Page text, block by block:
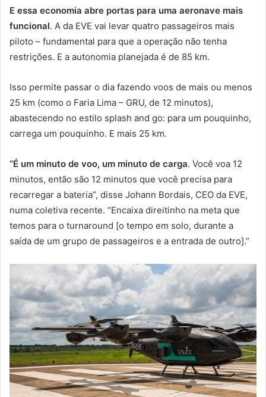
E essa economia abre portas para uma aeronave mais
funcional. A da EVE vai levar quatro passageiros mais
piloto – fundamental para que a operação não tenha
restrições. E a autonomia planejada é de 85 km.
Isso permite passar o dia fazendo voos de mais ou menos
25 km (como o Faria Lima – GRU, de 12 minutos),
abastecendo no estilo splash and go: para um pouquinho,
carrega um pouquinho. E mais 25 km.
“É um minuto de voo, um minuto de carga. Você voa 12
minutos, então são 12 minutos que você precisa para
recarregar a bateria”, disse Johann Bordais, CEO da EVE,
numa coletiva recente. “Encaixa direitinho na meta que
temos para o turnaround [o tempo em solo, durante a
saída de um grupo de passageiros e a entrada de outro].”